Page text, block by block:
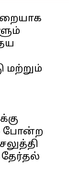
மற்றும்
போன்ற